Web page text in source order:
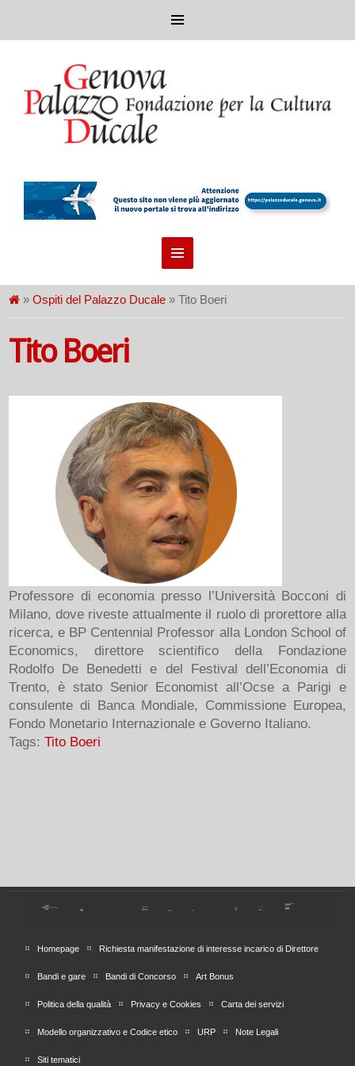
»Ospiti del Palazzo Ducale » Tito Boeri
Tito Boeri
Professore di economia presso l’Università Bocconi di
Milano, dove riveste attualmente il ruolo di prorettore alla
ricerca, e BP Centennial Professor alla London School of
Economics, direttore scientifico della Fondazione
Rodolfo De Benedetti e del Festival dell’Economia di
Trento, è stato Senior Economist all’Ocse a Parigi e
consulente di Banca Mondiale, Commissione Europea,
Fondo Monetario Internazionale e Governo Italiano.
Tags:Tito Boeri
Homepage Richiesta manifestazione di interesse incarico di Direttore
Bandi e gare Bandi di Concorso Art Bonus
Politica della qualità Privacy e Cookies Carta dei servizi
Modello organizzativo e Codice etico URP Note Legali
Siti tematici